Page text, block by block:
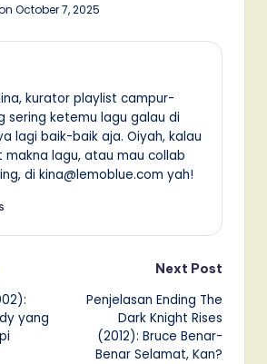
October 7, 2025
kurator playlist campur-
sering ketemu lagu galau di
lagi baik-baik aja. Oiyah, kalau
makna lagu, atau mau collab
di kina@lemoblue.com yah!
yang
Next Post
Penjelasan Ending The
Dark Knight Rises
(2012): Bruce Benar-
Benar Selamat, Kan?